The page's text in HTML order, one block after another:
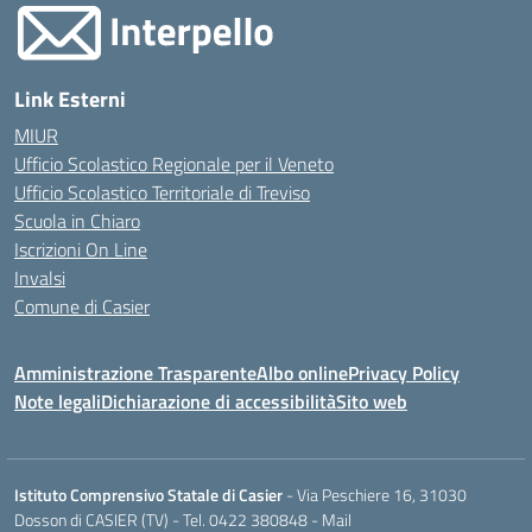
Link Esterni
MIUR
Ufficio Scolastico Regionale per il Veneto
Ufficio Scolastico Territoriale di Treviso
Scuola in Chiaro
Iscrizioni On Line
Invalsi
Comune di Casier
Amministrazione TrasparenteAlbo onlinePrivacy Policy
Note legaliDichiarazione di accessibilitàSito web
Istituto Comprensivo Statale di Casier- Via Peschiere 16, 31030
Dosson di CASIER (TV) - Tel.0422 380848- Mail